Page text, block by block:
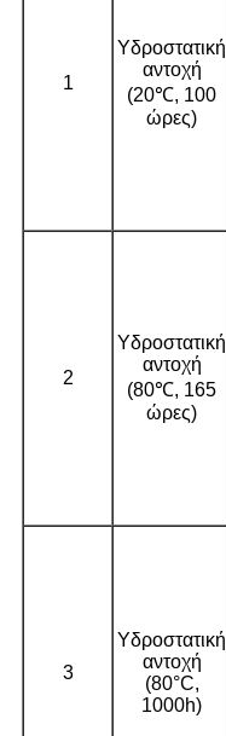
1
Υδροστατική
αντοχή
(20℃, 100
ώρες)
2
Υδροστατική
αντοχή
(80℃, 165
ώρες)
3
Υδροστατική
αντοχή
(80°C,
1000h)